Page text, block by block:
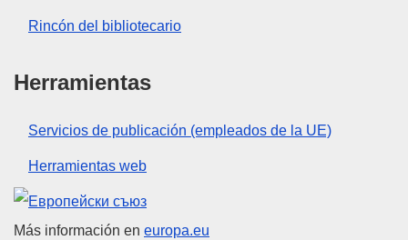
Rincón del bibliotecario
Herramientas
Servicios de publicación (empleados de la UE)
Herramientas web
Unión Europea
Más información en europa.eu